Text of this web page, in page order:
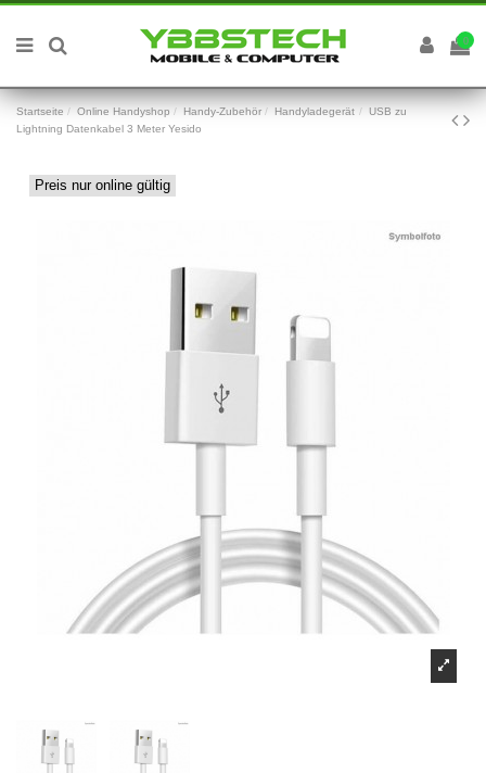
0
Startseite Online Handyshop Handy-Zubehör Handyladegerät
USB zu
Lightning Datenkabel 3 Meter Yesido
Preis nur online gültig